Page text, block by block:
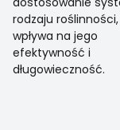
rodzaju
wpływa na jego
efektywność i
długowieczność.